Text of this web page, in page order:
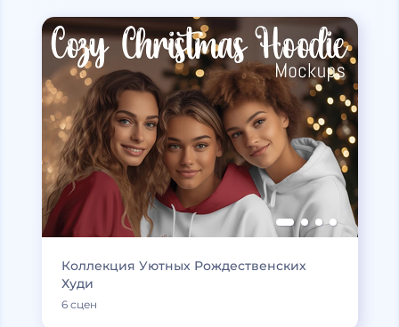
Коллекция Уютных Рождественских
Худи
6 сцен